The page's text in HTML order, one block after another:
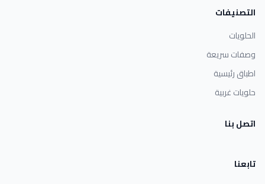
التصنيفات
الحلويات
وصفات سريعة
اطباق رئيسية
حلويات غربية
اتصل بنا
تابعنا